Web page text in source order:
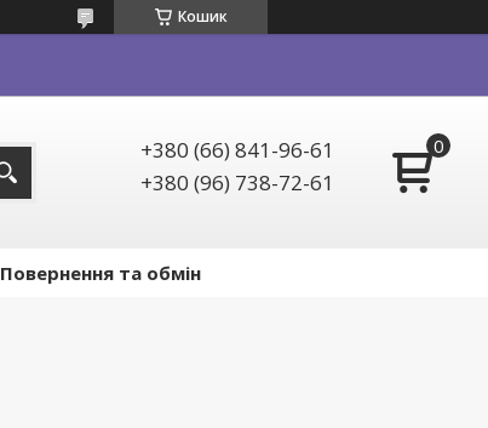
Кошик
+380 (66) 841-96-61
+380 (96) 738-72-61
Повернення та обмін